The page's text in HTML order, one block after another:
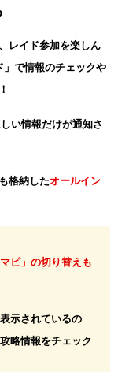
レイド参加を楽しん
で情報のチェックや
い情報だけが通知さ
格納したオールイン
ピ」の切り替えも
示されているの
略情報をチェック